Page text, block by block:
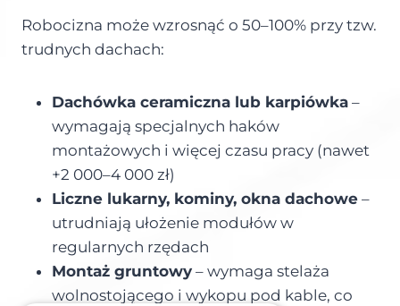
Robocizna może wzrosnąć o 50–100% przy tzw.
trudnych dachach:
Dachówka ceramiczna lub karpiówka –
wymagają specjalnych haków
montażowych i więcej czasu pracy (nawet
+2 000–4 000 zł)
Liczne lukarny, kominy, okna dachowe –
utrudniają ułożenie modułów w
regularnych rzędach
Montaż gruntowy – wymaga stelaża
wolnostojącego i wykopu pod kable, co